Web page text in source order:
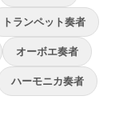
トランペット奏者
オーボエ奏者
ハーモニカ奏者